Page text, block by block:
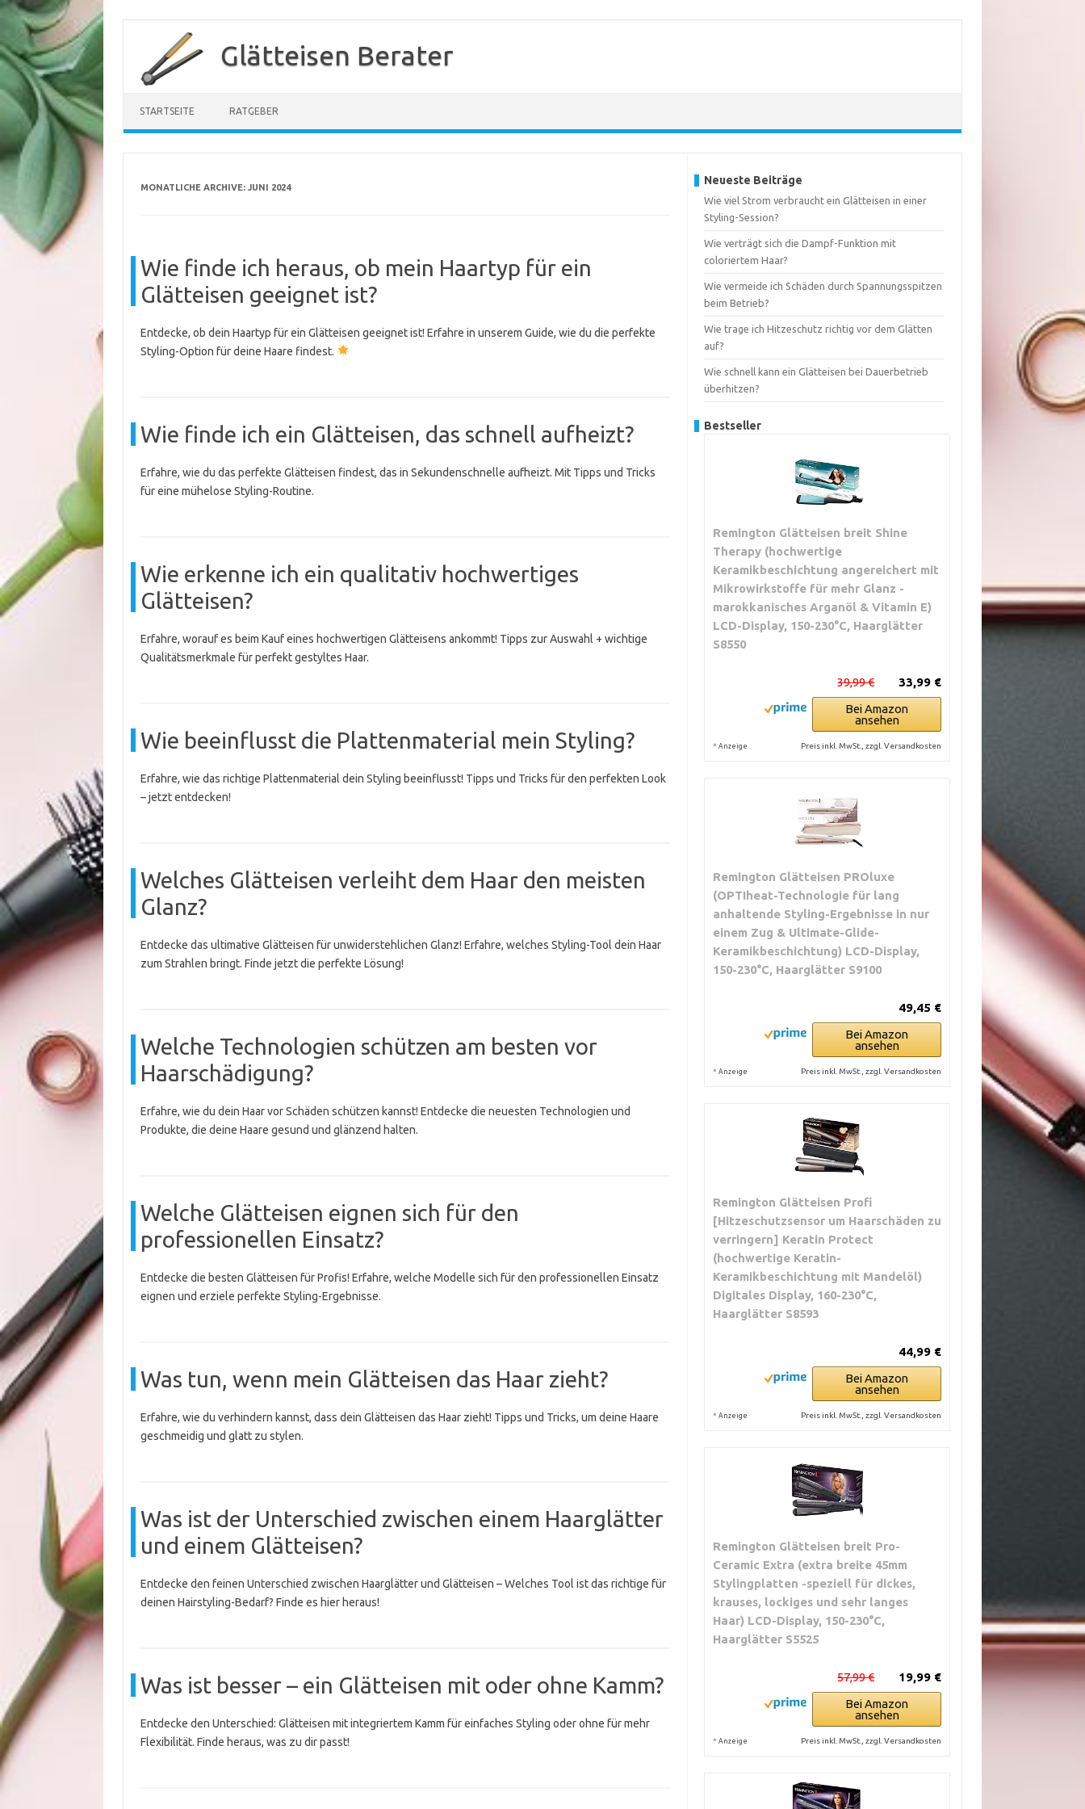
Glätteisen Berater
STARTSEITE RATGEBER
MONATLICHE ARCHIVE: JUNI 2024
Wie finde ich heraus, ob mein Haartyp für ein
Glätteisen geeignet ist?
Entdecke, ob dein Haartyp für ein Glätteisen geeignet ist! Erfahre in unserem Guide, wie du die perfekte
Styling-Option für deine Haare findest.
Wie finde ich ein Glätteisen, das schnell aufheizt?
Erfahre, wie du das perfekte Glätteisen findest, das in Sekundenschnelle aufheizt. Mit Tipps und Tricks
für eine mühelose Styling-Routine.
Wie erkenne ich ein qualitativ hochwertiges
Glätteisen?
Erfahre, worauf es beim Kauf eines hochwertigen Glätteisens ankommt! Tipps zur Auswahl + wichtige
Qualitätsmerkmale für perfekt gestyltes Haar.
Wie beeinflusst die Plattenmaterial mein Styling?
Erfahre, wie das richtige Plattenmaterial dein Styling beeinflusst! Tipps und Tricks für den perfekten Look
– jetzt entdecken!
Welches Glätteisen verleiht dem Haar den meisten
Glanz?
Entdecke das ultimative Glätteisen für unwiderstehlichen Glanz! Erfahre, welches Styling-Tool dein Haar
zum Strahlen bringt. Finde jetzt die perfekte Lösung!
Welche Technologien schützen am besten vor
Haarschädigung?
Erfahre, wie du dein Haar vor Schäden schützen kannst! Entdecke die neuesten Technologien und
Produkte, die deine Haare gesund und glänzend halten.
Welche Glätteisen eignen sich für den
professionellen Einsatz?
Entdecke die besten Glätteisen für Profis! Erfahre, welche Modelle sich für den professionellen Einsatz
eignen und erziele perfekte Styling-Ergebnisse.
Was tun, wenn mein Glätteisen das Haar zieht?
Erfahre, wie du verhindern kannst, dass dein Glätteisen das Haar zieht! Tipps und Tricks, um deine Haare
geschmeidig und glatt zu stylen.
Was ist der Unterschied zwischen einem Haarglätter
und einem Glätteisen?
Entdecke den feinen Unterschied zwischen Haarglätter und Glätteisen – Welches Tool ist das richtige für
deinen Hairstyling-Bedarf? Finde es hier heraus!
Was ist besser – ein Glätteisen mit oder ohne Kamm?
Entdecke den Unterschied: Glätteisen mit integriertem Kamm für einfaches Styling oder ohne für mehr
Flexibilität. Finde heraus, was zu dir passt!
Neueste Beiträge
Wie viel Strom verbraucht ein Glätteisen in einer
Styling-Session?
Wie verträgt sich die Dampf-Funktion mit
coloriertem Haar?
Wie vermeide ich Schäden durch Spannungsspitzen
beim Betrieb?
Wie trage ich Hitzeschutz richtig vor dem Glätten
auf?
Wie schnell kann ein Glätteisen bei Dauerbetrieb
überhitzen?
Bestseller
Remington Glätteisen breit Shine
Therapy (hochwertige
Keramikbeschichtung angereichert mit
Mikrowirkstoffe für mehr Glanz -
marokkanisches Arganöl & Vitamin E)
LCD-Display, 150-230°C, Haarglätter
S8550
33,99 €
39,99 €
Bei Amazon
ansehen
* Anzeige Preis inkl. MwSt., zzgl. Versandkosten
Remington Glätteisen PROluxe
(OPTIheat-Technologie für lang
anhaltende Styling-Ergebnisse in nur
einem Zug & Ultimate-Glide-
Keramikbeschichtung) LCD-Display,
150-230°C, Haarglätter S9100
49,45 €
Bei Amazon
ansehen
* Anzeige Preis inkl. MwSt., zzgl. Versandkosten
Remington Glätteisen Profi
[Hitzeschutzsensor um Haarschäden zu
verringern] Keratin Protect
(hochwertige Keratin-
Keramikbeschichtung mit Mandelöl)
Digitales Display, 160-230°C,
Haarglätter S8593
44,99 €
Bei Amazon
ansehen
* Anzeige Preis inkl. MwSt., zzgl. Versandkosten
Remington Glätteisen breit Pro-
Ceramic Extra (extra breite 45mm
Stylingplatten -speziell für dickes,
krauses, lockiges und sehr langes
Haar) LCD-Display, 150-230°C,
Haarglätter S5525
19,99 €
57,99 €
Bei Amazon
ansehen
* Anzeige Preis inkl. MwSt., zzgl. Versandkosten